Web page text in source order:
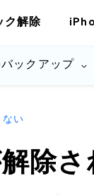
ク解除
ックアップ
ない
除さ